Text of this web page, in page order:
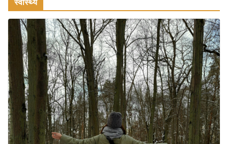
वजन घटाने के लिए 8 बेहतरीन वॉकिंग
एक्सरसाइज: 1 महीने में पाएं 3-4 किलो कम
वजन
July 31, 2026 1 Comment
16 ज़रूरी कीबोर्ड शॉर्टकट्स जो आपकी
उत्पादकता को दोगुना कर देंगे
August 7, 2026 0 Comments